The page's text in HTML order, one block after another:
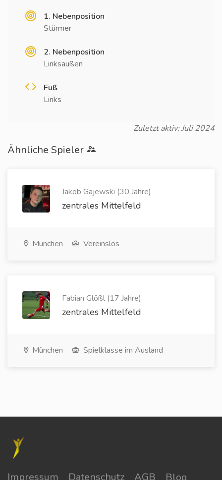
1. Nebenposition
Stürmer
2. Nebenposition
Linksaußen
Fuß
Links
Zuletzt aktiv: Juli 2024
Ähnliche Spieler
Jakob Gajewski (30 Jahre)
zentrales Mittelfeld
München Vereinslos
Fabian Glößl (17 Jahre)
zentrales Mittelfeld
München Spielklasse im Ausland
Impressum Datenschutz AGB Blog